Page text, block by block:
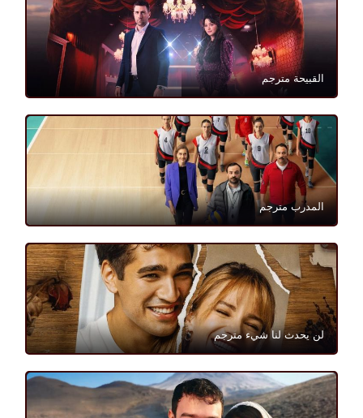
القبيحة مترجم
المدرب مترجم
لن يحدث لنا شيء مترجم